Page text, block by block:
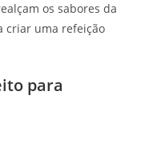
os sabores da
criar uma refeição
para